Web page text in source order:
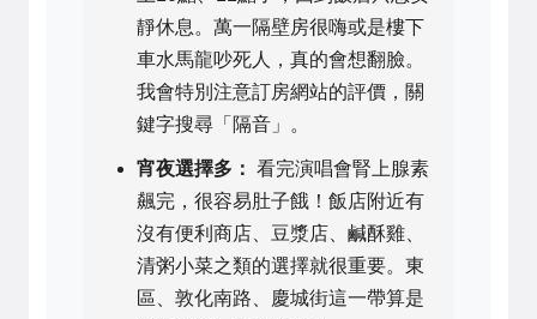
靜休息。萬一隔壁房很嗨或是樓下
車水馬龍吵死人，真的會想翻臉。
我會特別注意訂房網站的評價，關
鍵字搜尋「隔音」。
宵夜選擇多： 看完演唱會腎上腺素
飆完，很容易肚子餓！飯店附近有
沒有便利商店、豆漿店、鹹酥雞、
清粥小菜之類的選擇就很重要。東
區、敦化南路、慶城街這一帶算是